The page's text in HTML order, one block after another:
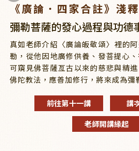
《廣論．四家合註》淺
彌勒菩薩的發心過程與功德
真如老師介紹〈廣論皈敬頌〉裡的
勒，從他因地廣修供養、發菩提心
可窺見佛菩薩亙古以來的慈悲與精
佛陀教法，應善加修行，將來成為彌
前往第十一講
講
老師開講緣起